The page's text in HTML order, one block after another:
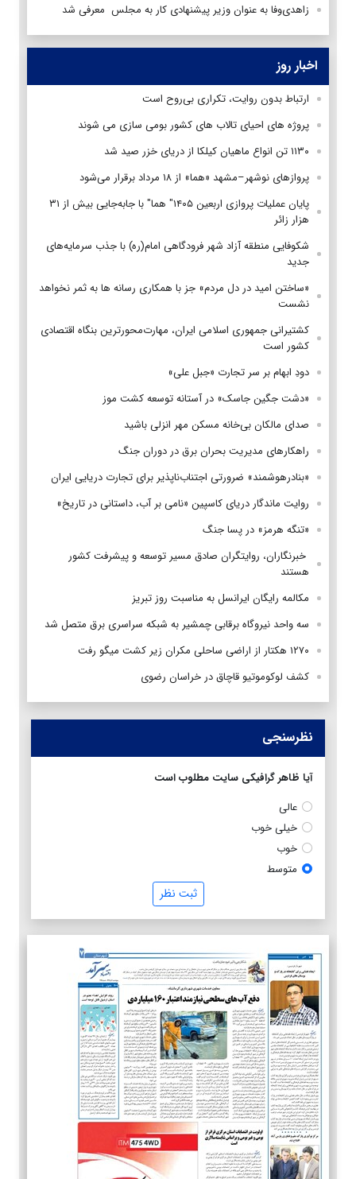
زاهدی‌وفا به عنوان وزیر پیشنهادی کار به مجلس معرفی شد
اخبار روز
ارتباط بدون روایت، تکراری بی‌روح است
پروژه های احیای تالاب های کشور بومی سازی می شوند
۱۱۳۰ تن انواع ماهیان کیلکا از دریای خزر صید شد
پروازهای نوشهر–مشهد «هما» از ۱۸ مرداد برقرار می‌شود
پایان عملیات پروازی اربعین ۱۴۰۵" هما" با جابه‌جایی بیش از ۳۱
هزار زائر
شکوفایی منطقه آزاد شهر فرودگاهی امام(ره) با جذب سرمایه‌های
جدید
«ساختن امید در دل مردم» جز با همکاری رسانه ها به ثمر نخواهد
نشست
کشتیرانی جمهوری اسلامی ایران، مهارت‌محورترین بنگاه اقتصادی
کشور است
دودِ ابهام بر سر تجارت «جبل علی»
«دشت جگین جاسک» در آستانه توسعه کشت موز
صدای مالکان بی‌خانه مسکن مهر انزلی باشید
راهکارهای مدیریت بحران برق در دوران جنگ
«بنادرهوشمند» ضرورتی اجتناب‌ناپذیر برای تجارت دریایی ایران
روایت ماندگار دریای کاسپین «نامی بر آب، داستانی در تاریخ»
«تنگه هرمز» در پسا جنگ
‌ خبرنگاران، روایتگران صادق مسیر توسعه و پیشرفت کشور
هستند
مکالمه رایگان ایرانسل به مناسبت روز تبریز
سه واحد نیروگاه برقابی چمشیر به شبکه سراسری برق متصل شد
۱۲۷۰ هکتار از اراضی ساحلی مکران زیر کشت میگو رفت
کشف لوکوموتیو قاچاق در خراسان رضوی
نظرسنجی
آیا ظاهر گرافیکی سایت مطلوب است
عالی
خیلی خوب
خوب
متوسط
ثبت نظر